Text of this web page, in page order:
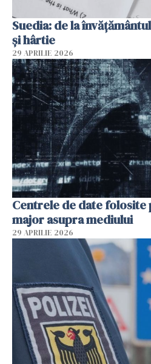
Suedia: de la
și hârtie
29 APRILIE 2026
Centrele de date
major asupra mediului
29 APRILIE 2026